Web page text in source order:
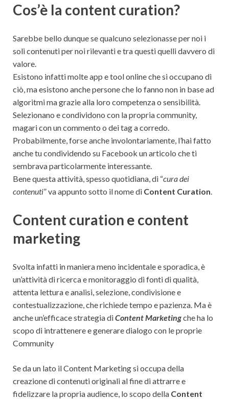
Cos’è la content curation?
Sarebbe bello dunque se qualcuno selezionasse per noi i
soli contenuti per noi rilevanti e tra questi quelli davvero di
valore.
Esistono infatti molte app e tool online che si occupano di
ciò, ma esistono anche persone che lo fanno non in base ad
algoritmi ma grazie alla loro competenza o sensibilità.
Selezionano e condividono con la propria community,
magari con un commento o dei tag a corredo.
Probabilmente, forse anche involontariamente, l’hai fatto
anche tu condividendo su Facebook un articolo che ti
sembrava particolarmente interessante.
Bene questa attività, spesso quotidiana, di “cura dei
contenuti” va appunto sotto il nome di Content Curation.
Content curation e content
marketing
Svolta infatti in maniera meno incidentale e sporadica, è
un’attività di ricerca e monitoraggio di fonti di qualità,
attenta lettura e analisi, selezione, condivisione e
contestualizzazione, che richiede tempo e pazienza. Ma è
anche un’efficace strategia diContent Marketingche ha lo
scopo di intrattenere e generare dialogo con le proprie
Community
Se da un lato il Content Marketing si occupa della
creazione di contenuti originali al fine di attrarre e
fidelizzare la propria audience, lo scopo della Content